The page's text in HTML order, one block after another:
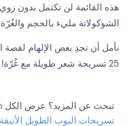
More
More
More
هذه القائمة لن تكتمل بدون
الشوكولاتة مليء بالحجم
نأمل أن تجدِ بعض الإلهام لقصة
25 تسريحة شعر طويلة مع غُرّة!
تبحث عن المزيد؟ عرض الكل
تسريحات البوب الطويل